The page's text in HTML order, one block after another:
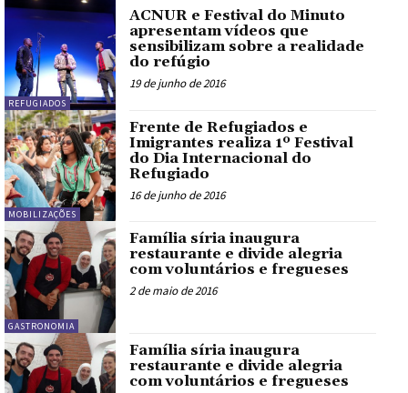
REFUGIADOS
ACNUR e Festival do Minuto
apresentam vídeos que
sensibilizam sobre a realidade
do refúgio
19 de junho de 2016
MOBILIZAÇÕES
Frente de Refugiados e
Imigrantes realiza 1º Festival
do Dia Internacional do
Refugiado
16 de junho de 2016
GASTRONOMIA
Família síria inaugura
restaurante e divide alegria
com voluntários e fregueses
2 de maio de 2016
Família síria inaugura
restaurante e divide alegria
com voluntários e fregueses